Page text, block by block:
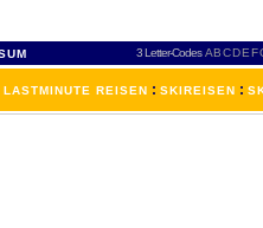
3 Letter-Codes ABCDEF
LASTMINUTE REISEN : SKIREISEN :